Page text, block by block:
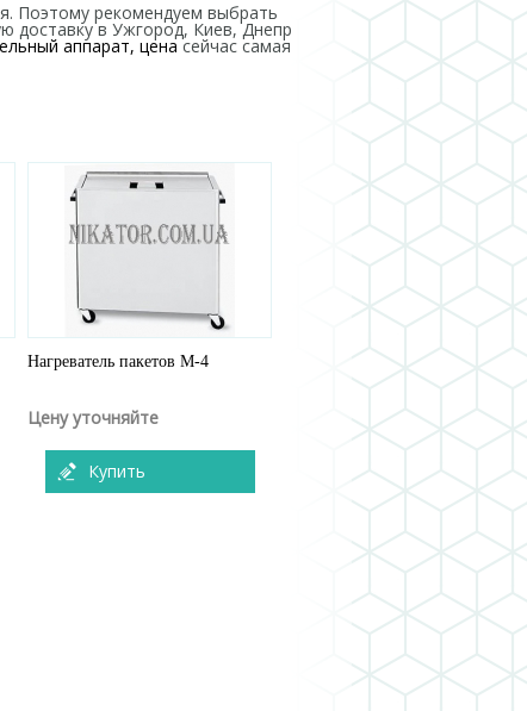
Поэтому рекомендуем выбрать
доставку в Ужгород, Киев, Днепр
аппарат, цена сейчас самая
Нагреватель пакетов M-4
Цену уточняйте
Купить